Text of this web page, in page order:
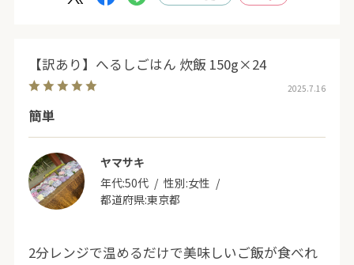
【訳あり】へるしごはん 炊飯 150g×24
2025.7.16
簡単
ヤマサキ
年代:50代 性別:女性
都道府県:東京都
2分レンジで温めるだけで美味しいご飯が食べれ